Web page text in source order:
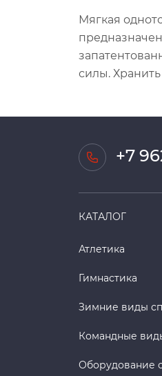
Мягкая
силы.
+7
КАТАЛОГ
Атлетика
Гимнастика
Зимние виды
Командные
Оборудование